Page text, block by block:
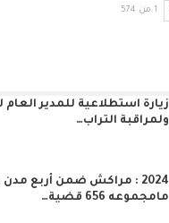
1 من 574
زيارة استطلاعية للمدير العام
ولمراقبة التراب…
2024 : مراكش ضمن أربع
مامجموعه 656 قضية…